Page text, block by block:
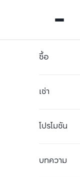
ซื้อ
เช่า
โปรโมชัน
บทความ